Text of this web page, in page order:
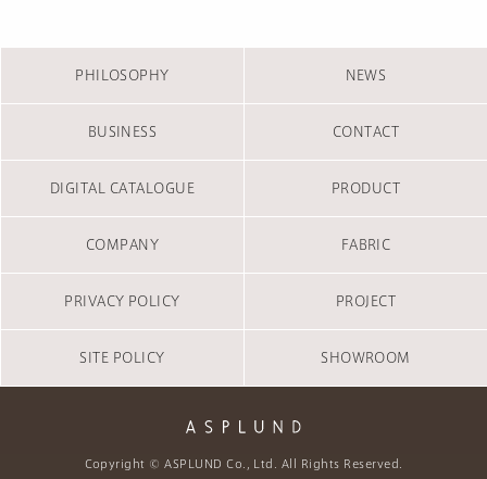
PHILOSOPHY NEWS
BUSINESS CONTACT
DIGITAL CATALOGUE PRODUCT
COMPANY FABRIC
PRIVACY POLICY PROJECT
SITE POLICY SHOWROOM
Copyright © ASPLUND Co., Ltd. All Rights Reserved.